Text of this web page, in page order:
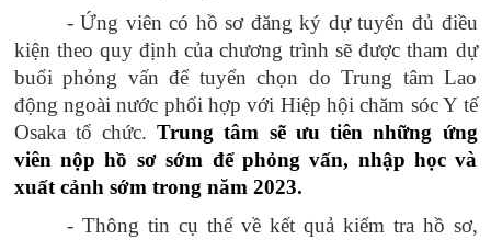
- Ứng viên có hồ sơ đăng ký dự tuyển đủ điều
kiện theo quy định của chương trình sẽ được tham dự
buổi phỏng vấn để tuyển chọn do Trung tâm Lao
động ngoài nước phối hợp với Hiệp hội chăm sóc Y tế
Osaka tổ chức.Trung tâm sẽ ưu tiên những ứng
viên nộp hồ sơ sớm để phỏng vấn, nhập học và
xuất cảnh sớm trong năm 2023.
- Thông tin cụ thể về kết quả kiểm tra hồ sơ,